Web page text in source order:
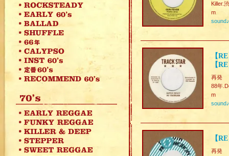
Killer.
m
sound♪
【
【
再発
88年
m
sound♪
【
再発